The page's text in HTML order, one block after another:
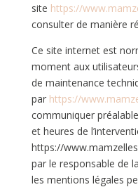
site https://
consulter de manière
Ce site internet est
moment aux
de maintenance
par https://
communiquer
et heures de
https://
par le responsable de
les mentions légales